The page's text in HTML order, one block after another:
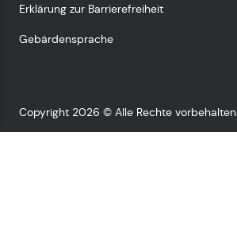
Erklärung zur Barrierefreiheit
Gebärdensprache
Copyright 2026 © Alle Rechte vorbehalten.